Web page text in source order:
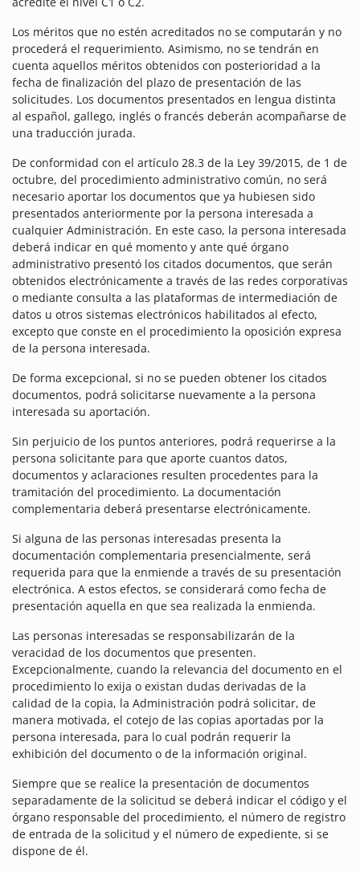
Los méritos que no estén acreditados no se computarán y no
procederá el requerimiento. Asimismo, no se tendrán en
cuenta aquellos méritos obtenidos con posterioridad a la
fecha de finalización del plazo de presentación de las
solicitudes. Los documentos presentados en lengua distinta
al español, gallego, inglés o francés deberán acompañarse de
una traducción jurada.
De conformidad con el artículo 28.3 de la Ley 39/2015, de 1 de
octubre, del procedimiento administrativo común, no será
necesario aportar los documentos que ya hubiesen sido
presentados anteriormente por la persona interesada a
cualquier Administración. En este caso, la persona interesada
deberá indicar en qué momento y ante qué órgano
administrativo presentó los citados documentos, que serán
obtenidos electrónicamente a través de las redes corporativas
o mediante consulta a las plataformas de intermediación de
datos u otros sistemas electrónicos habilitados al efecto,
excepto que conste en el procedimiento la oposición expresa
de la persona interesada.
De forma excepcional, si no se pueden obtener los citados
documentos, podrá solicitarse nuevamente a la persona
interesada su aportación.
Sin perjuicio de los puntos anteriores, podrá requerirse a la
persona solicitante para que aporte cuantos datos,
documentos y aclaraciones resulten procedentes para la
tramitación del procedimiento. La documentación
complementaria deberá presentarse electrónicamente.
Si alguna de las personas interesadas presenta la
documentación complementaria presencialmente, será
requerida para que la enmiende a través de su presentación
electrónica. A estos efectos, se considerará como fecha de
presentación aquella en que sea realizada la enmienda.
Las personas interesadas se responsabilizarán de la
veracidad de los documentos que presenten.
Excepcionalmente, cuando la relevancia del documento en el
procedimiento lo exija o existan dudas derivadas de la
calidad de la copia, la Administración podrá solicitar, de
manera motivada, el cotejo de las copias aportadas por la
persona interesada, para lo cual podrán requerir la
exhibición del documento o de la información original.
Siempre que se realice la presentación de documentos
separadamente de la solicitud se deberá indicar el código y el
órgano responsable del procedimiento, el número de registro
de entrada de la solicitud y el número de expediente, si se
dispone de él.